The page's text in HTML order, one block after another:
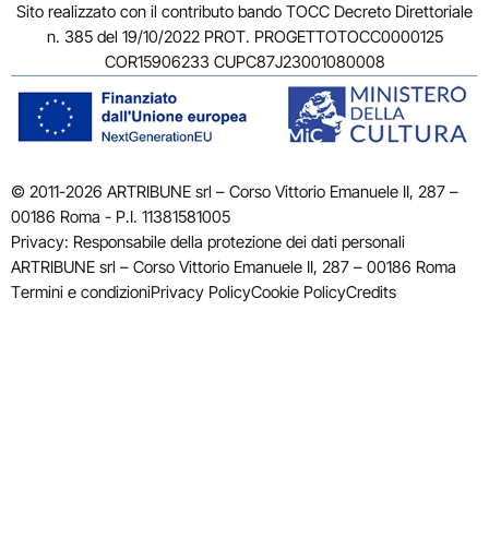
Sito realizzato con il contributo bando TOCC Decreto Direttoriale
n. 385 del 19/10/2022 PROT. PROGETTOTOCC0000125
COR15906233 CUPC87J23001080008
© 2011-2026 ARTRIBUNE srl – Corso Vittorio Emanuele II, 287 –
00186 Roma - P.I. 11381581005
Privacy: Responsabile della protezione dei dati personali
ARTRIBUNE srl – Corso Vittorio Emanuele II, 287 – 00186 Roma
Termini e condizioniPrivacy PolicyCookie PolicyCredits